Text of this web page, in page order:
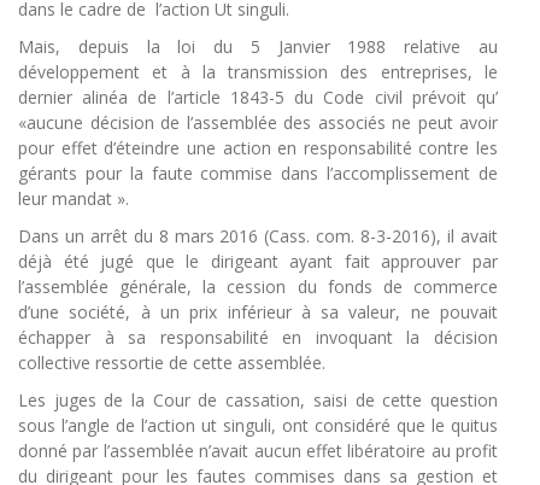
dans le cadre de l’action Ut singuli.
Mais, depuis la loi du 5 Janvier 1988 relative au
développement et à la transmission des entreprises, le
dernier alinéa de l’article 1843-5 du Code civil prévoit qu’
«aucune décision de l’assemblée des associés ne peut avoir
pour effet d’éteindre une action en responsabilité contre les
gérants pour la faute commise dans l’accomplissement de
leur mandat ».
Dans un arrêt du 8 mars 2016 (Cass. com. 8-3-2016), il avait
déjà été jugé que le dirigeant ayant fait approuver par
l’assemblée générale, la cession du fonds de commerce
d’une société, à un prix inférieur à sa valeur, ne pouvait
échapper à sa responsabilité en invoquant la décision
collective ressortie de cette assemblée.
Les juges de la Cour de cassation, saisi de cette question
sous l’angle de l’action ut singuli, ont considéré que le quitus
donné par l’assemblée n’avait aucun effet libératoire au profit
du dirigeant pour les fautes commises dans sa gestion et